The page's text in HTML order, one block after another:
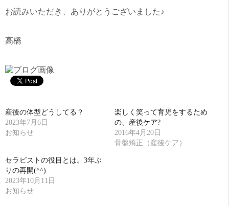
お読みいただき、ありがとうございました♪
高橋
産後の体型どうしてる？
2023年7月6日
お知らせ
楽しく笑って育児をするため
の、産後ケア?
2016年4月20日
骨盤矯正（産後ケア）
セラピストの役目とは。3年ぶ
りの再開(^^)
2023年10月11日
お知らせ